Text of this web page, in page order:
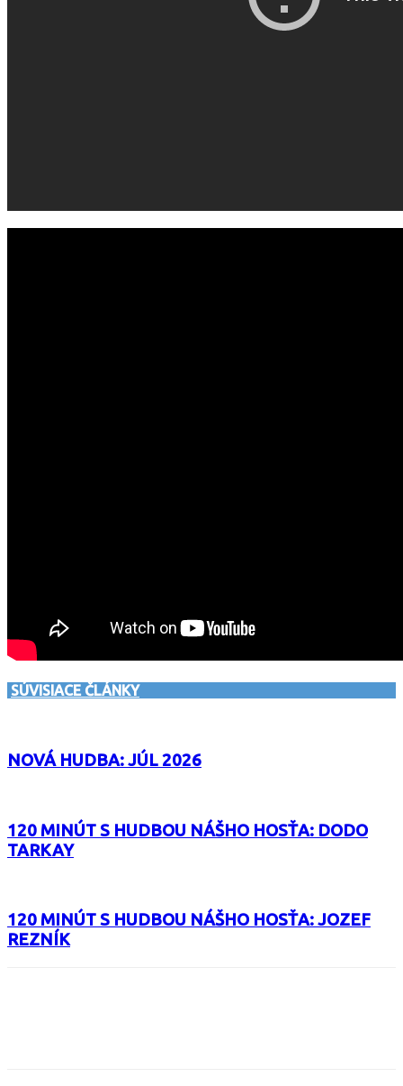
SÚVISIACE ČLÁNKY
NOVÁ HUDBA: JÚL 2026
120 MINÚT S HUDBOU NÁŠHO HOSŤA: DODO
TARKAY
120 MINÚT S HUDBOU NÁŠHO HOSŤA: JOZEF
REZNÍK